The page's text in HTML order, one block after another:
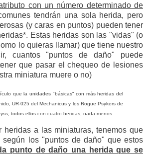
con un número determinado de
tendrán una sola herida, pero
(y caras en puntos) pueden tener
Estas heridas son las "vidas" (o
lo quieras llamar) que tiene nuestro
cuantos "puntos de daño" puede
que pasar el chequeo de lesiones
miniatura muere o no)
que la unidades "básicas" con más heridas del
UR-025 del Mechanicus y los Rogue Psykers de
todos ellos con cuatro heridas, nada menos.
heridas a las miniaturas, tenemos que
según los "puntos de daño" que estos
punto de daño una herida que se